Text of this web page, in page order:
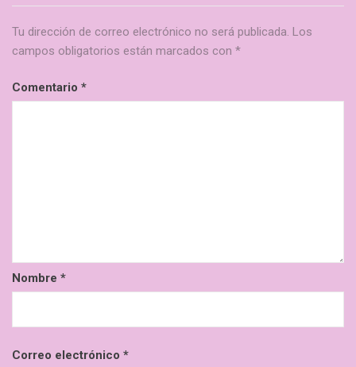
Tu dirección de correo electrónico no será publicada. Los
campos obligatorios están marcados con *
Comentario *
Nombre *
Correo electrónico *